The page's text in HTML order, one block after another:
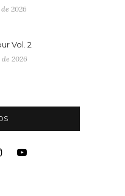
2026
Vol. 2
2026